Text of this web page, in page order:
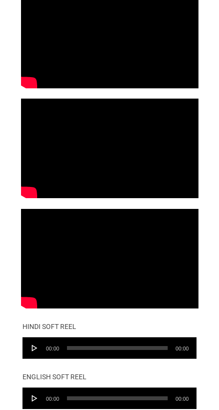
HINDI SOFT REEL
Audio
00:00 00:00
ENGLISH SOFT REEL
Audio
00:00 00:00